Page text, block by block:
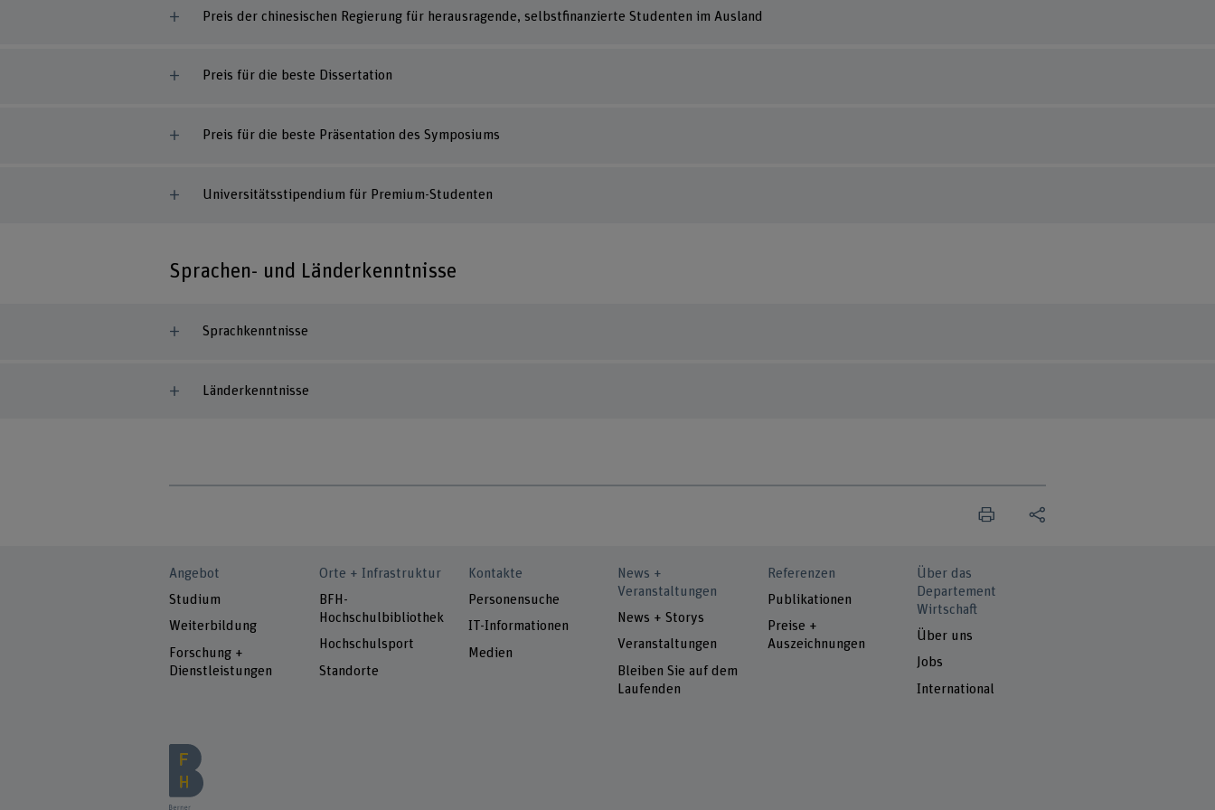
Preis der chinesischen Regierung für herausragende, selbstfinanzierte Studenten im Ausland
Preis für die beste Dissertation
Preis für die beste Präsentation des Symposiums
Universitätsstipendium für Premium-Studenten
Sprachen- und Länderkenntnisse
Sprachkenntnisse
Länderkenntnisse
Angebot
Studium
Weiterbildung
Forschung +
Dienstleistungen
Orte + Infrastruktur
BFH-
Hochschulbibliothek
Hochschulsport
Standorte
Kontakte
Personensuche
IT-Informationen
Medien
News +
Veranstaltungen
News + Storys
Veranstaltungen
Bleiben Sie auf dem
Laufenden
Referenzen
Publikationen
Preise +
Auszeichnungen
Über das
Departement
Wirtschaft
Über uns
Jobs
International